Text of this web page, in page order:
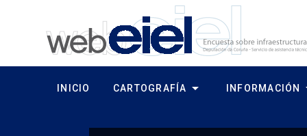
INICIO CARTOGRAFÍA arrow_drop_down INFORMACIÓN